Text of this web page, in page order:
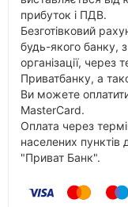
прибуток і ПДВ.
Безготівковий
будь-якого банку,
організації, через
Приватбанку, а
Ви можете
MasterCard.
Оплата через
населених пунктів
"Приват Банк".